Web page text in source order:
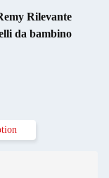
Rilevante
da bambino